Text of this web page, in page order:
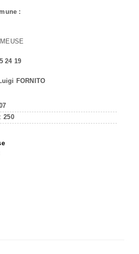
:
24 19
FORNITO
:250